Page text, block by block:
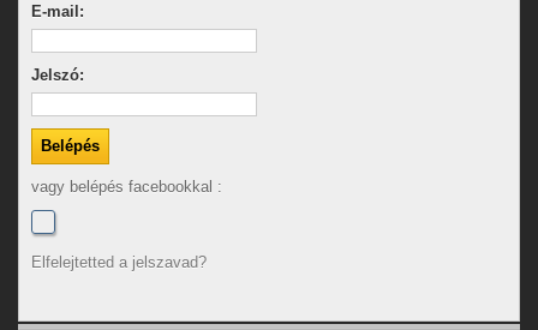
E-mail:
Jelszó:
vagy belépés facebookkal :
Elfelejtetted a jelszavad?